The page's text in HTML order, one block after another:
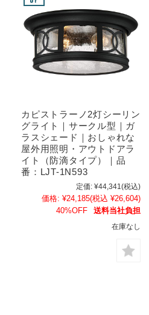
カピストラーノ2灯シーリン
グライト｜サークル型｜ガ
ラスシェード｜おしゃれな
屋外用照明・アウトドアラ
イト（防滴タイプ）｜品
番：LJT-1N593
定価: ¥44,341 (税込)
価格: ¥24,185(税込 ¥26,604)
40%OFF
送料当社負担
在庫なし